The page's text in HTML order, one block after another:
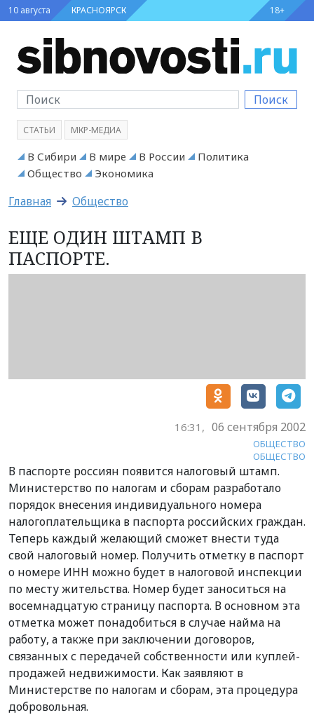
10 августа КРАСНОЯРСК 18+
Поиск
СТАТЬИ МКР-МЕДИА
В Сибири В мире В России
Политика
Общество
Экономика
Главная Общество
ЕЩЕ ОДИН ШТАМП В
ПАСПОРТЕ.
16:31, 06 сентября 2002
ОБЩЕСТВО
ОБЩЕСТВО
В паспорте россиян появится налоговый штамп.
Министерство по налогам и сборам разработало
порядок внесения индивидуального номера
налогоплательщика в паспорта российских граждан.
Теперь каждый желающий сможет внести туда
свой налоговый номер. Получить отметку в паспорт
о номере ИНН можно будет в налоговой инспекции
по месту жительства. Номер будет заноситься на
восемнадцатую страницу паспорта. В основном эта
отметка может понадобиться в случае найма на
работу, а также при заключении договоров,
связанных с передачей собственности или куплей-
продажей недвижимости. Как заявляют в
Министерстве по налогам и сборам, эта процедура
добровольная.